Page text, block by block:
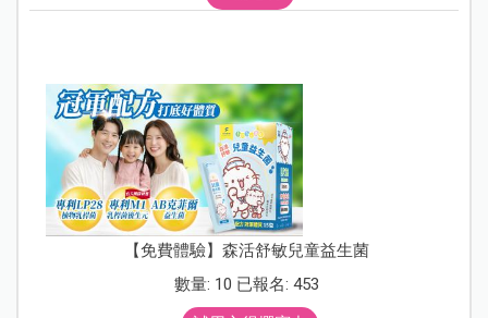
【免費體驗】森活舒敏兒童益生菌
數量: 10 已報名: 453